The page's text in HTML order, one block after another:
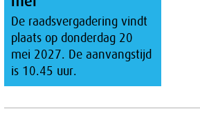
De raadsvergadering vindt
plaats op donderdag 20
mei 2027. De aanvangstijd
is 10.45 uur.